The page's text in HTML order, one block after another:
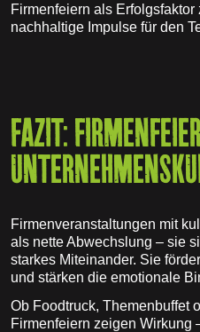
Firmenfeiern als
nachhaltige Impulse für den
FAZIT:
Firmenveranstaltungen mit
als nette Abwechslung – sie
starkes Miteinander. Sie
und stärken die emotionale
Ob Foodtruck, Themenbuffet
Firmenfeiern zeigen Wirkung